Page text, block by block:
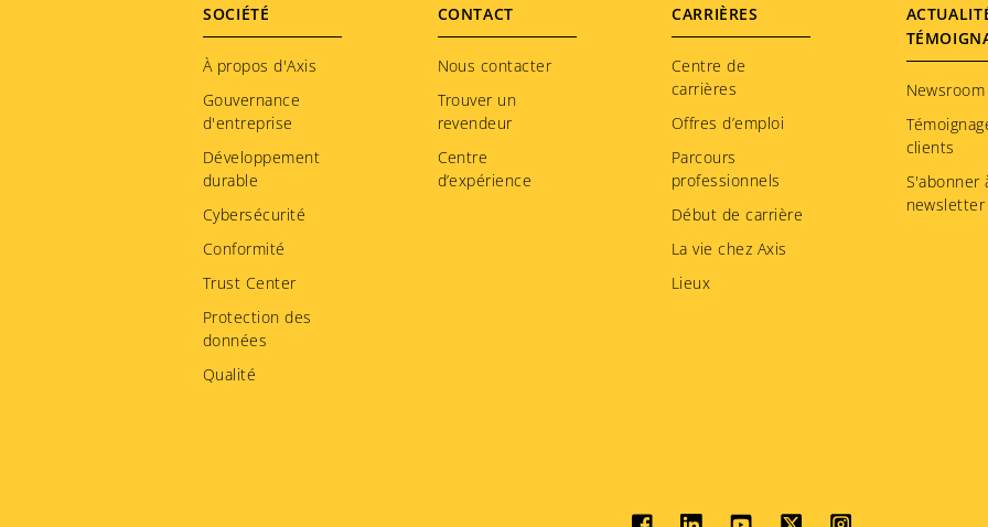
Footer
menu
SOCIÉTÉ
À propos d'Axis
Gouvernance
d'entreprise
Développement
durable
Cybersécurité
Conformité
Trust Center
Protection des
données
Qualité
CONTACT
Nous contacter
Trouver un
revendeur
Centre
d’expérience
CARRIÈRES
Centre de
carrières
Offres d’emploi
Parcours
professionnels
Début de carrière
La vie chez Axis
Lieux
Newsroom
clients
S'abonner
newsletter